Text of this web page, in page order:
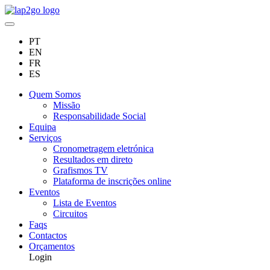
PT
EN
FR
ES
Quem Somos
Missão
Responsabilidade Social
Equipa
Serviços
Cronometragem eletrónica
Resultados em direto
Grafismos TV
Plataforma de inscrições online
Eventos
Lista de Eventos
Circuitos
Faqs
Contactos
Orçamentos
Login